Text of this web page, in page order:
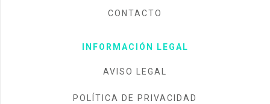
CONTACTO
INFORMACIÓN LEGAL
AVISO LEGAL
POLÍTICA DE PRIVACIDAD